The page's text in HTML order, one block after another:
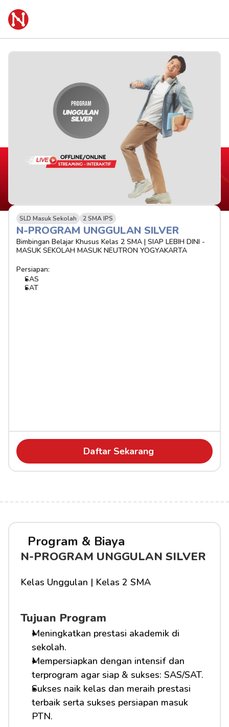
SLD Masuk Sekolah 2 SMA IPS
N-PROGRAM UNGGULAN SILVER
Bimbingan Belajar Khusus Kelas 2 SMA | SIAP LEBIH DINI -
MASUK SEKOLAH MASUK NEUTRON YOGYAKARTA
Persiapan:
SAS
SAT
Daftar Sekarang
Program & Biaya
N-PROGRAM UNGGULAN SILVER
Kelas Unggulan | Kelas 2 SMA
Tujuan Program
Meningkatkan prestasi akademik di
sekolah.
Mempersiapkan dengan intensif dan
terprogram agar siap & sukses: SAS/SAT.
Sukses naik kelas dan meraih prestasi
terbaik serta sukses persiapan masuk
PTN.